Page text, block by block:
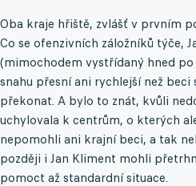
Oba kraje hřiště, zvlášť v prvním
Co se ofenzivních záložníků týče,
(mimochodem vystřídaný hned
snahu přesní ani rychlejší než
překonat. A bylo to znát, kvůli
uchylovala k centrům, o kterých
nepomohli ani krajní beci, a tak
později i Jan Kliment mohli
pomoct až standardní situace.